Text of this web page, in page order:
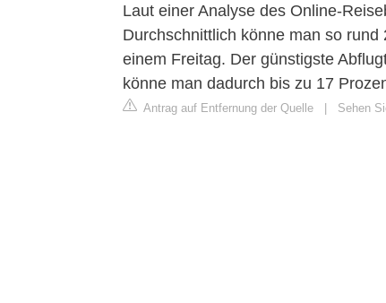
Laut einer Analyse des Online-
Durchschnittlich könne man so
einem Freitag. Der günstigste
könne man dadurch bis zu 17
Antrag auf Entfernung der Quelle Sehen